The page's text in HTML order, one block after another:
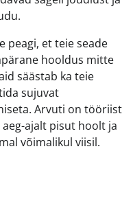
peagi, et teie seade
hooldus mitte
säästab ka teie
sujuvat
Arvuti on tööriist
ajalt pisut hoolt ja
võimalikul viisil.